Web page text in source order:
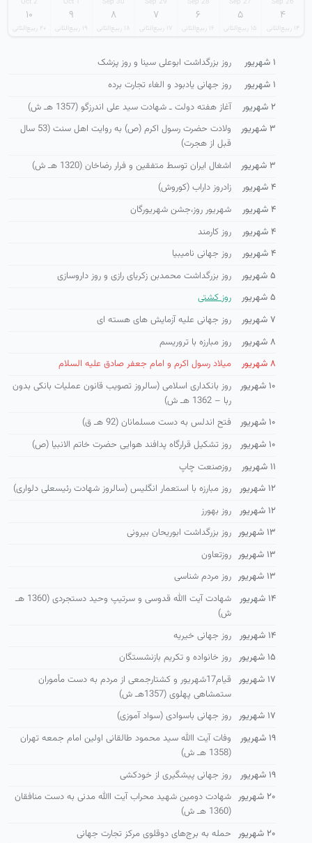
۴
۱۴ ربیع‌الثانی
۵
۱۵ ربیع‌الثانی
۶
۱۶ ربیع‌الثانی
۷
۱۷ ربیع‌الثانی
۸
۱۸ ربیع‌الثانی
۹
۱۹ ربیع‌الثانی
۱۰
۲۰ ربیع‌الثانی
۱ شهریور
روز بزرگداشت ابوعلی سینا و روز پزشک
۱ شهریور
روز جهانی یادبود و الغاء تجارت برده
۲ شهریور
آغاز هفته دولت ـ شهادت سید علی اندرزگو (1357 هـ ش)
۳ شهریور
ولادت حضرت رسول اكرم (ص) به روایت اهل سنت (53 سال
قبل از هجرت)
۳ شهریور
اشغال ایران توسط متفقین و فرار رضاخان (1320 هـ ش)
۴ شهریور
زادروز داراب (کوروش)
۴ شهریور
شهریور روز،جشن شهریورگان
۴ شهریور
روز کارمند
۴ شهریور
روز جهانی نامیبیا
۵ شهریور
روز بزرگداشت محمدبن زکریای رازی و روز داروسازی
۵ شهریور
روز كشتی
۷ شهریور
روز جهانی علیه آزمایش های هسته ای
۸ شهریور
روز مبارزه با تروریسم
۸ شهریور
میلاد رسول اکرم و امام جعفر صادق علیه السلام
۱۰ شهریور
روز بانكداری اسلامی (سالروز تصویب قانون عملیات بانكی بدون
ربا – 1362 هـ ش)
۱۰ شهریور
فتح اندلس به دست مسلمانان (92 هـ ق)
۱۰ شهریور
روز تشكیل قرارگاه پدافند هوایی حضرت خاتم الانبیا (ص)
۱۱ شهریور
روزصنعت چاپ
۱۲ شهریور
روز مبارزه با استعمار انگلیس (سالروز شهادت رئیسعلی دلواری)
۱۲ شهریور
روز بهورز
۱۳ شهریور
روز بزرگداشت ابوریحان بیرونی
۱۳ شهریور
روزتعاون
۱۳ شهریور
روز مردم شناسی
۱۴ شهریور
شهادت آیت االله قدوسی و سرتیپ وحید دستجردی (1360 هـ
ش)
۱۴ شهریور
روز جهانی خیریه
۱۵ شهریور
روز خانواده و تكریم بازنشستگان
۱۷ شهریور
قیام17شهریور و كشتارجمعی از مردم به دست مأموران
ستمشاهی پهلوی (1357هـ ش)
۱۷ شهریور
روز جهانی باسوادی (سواد آموزی)
۱۹ شهریور
وفات آیت االله سید محمود طالقانی اولین امام جمعه تهران
(1358 هـ ش)
۱۹ شهریور
روز جهانی پیشگیری از خودکشی
۲۰ شهریور
شهادت دومین شهید محراب آیت االله مدنی به دست منافقان
(1360 هـ ش)
۲۰ شهریور
حمله به برج‌های دوقلوی مرکز تجارت جهانی